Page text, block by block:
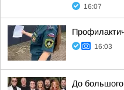
16:07
16:03
До